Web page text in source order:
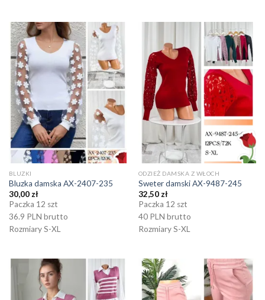
BLUZKI
Bluzka damska AX-2407-235
30,00zł
Paczka 12 szt
36.9 PLN brutto
Rozmiary S-XL
ODZIEŻ DAMSKA Z WŁOCH
Sweter damski AX-9487-245
32,50zł
Paczka 12 szt
40 PLN brutto
Rozmiary S-XL